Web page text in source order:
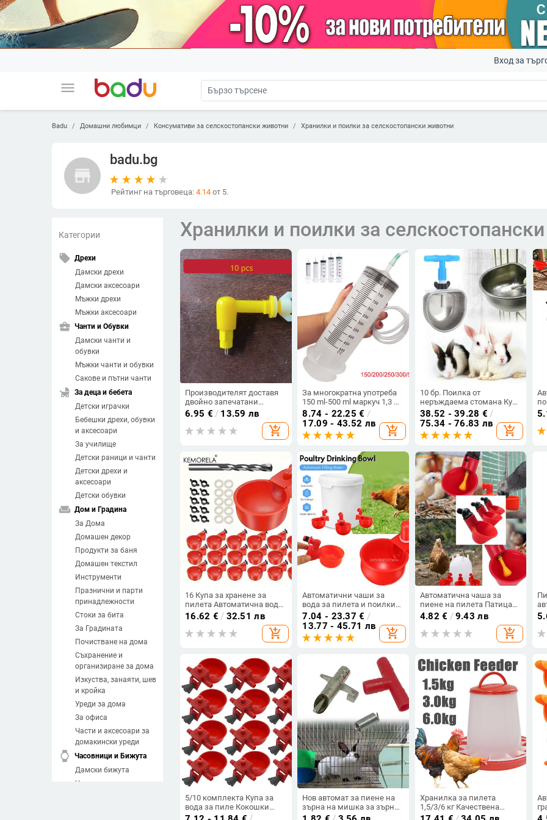
menu
Вход за
Badu Домашни любимци Консумативи за селскостопански животни Хранилки и поилки за селскостопански животни
store
badu.bg
Рейтинг на търговеца: 4.14 от 5.
Категории
local_offer Дрехи
Дамски дрехи
Дамски аксесоари
Мъжки дрехи
Мъжки аксесоари
business_center Чанти и Обувки
Дамски чанти и
обувки
Мъжки чанти и обувки
Сакове и пътни чанти
child_friendly За деца и бебета
Детски играчки
Бебешки дрехи, обувки
и аксесоари
За училище
Детски раници и чанти
Детски дрехи и
аксесоари
Детски обувки
weekend Дом и Градина
За Дома
Домашен декор
Продукти за баня
Домашен текстил
Инструменти
Празнични и парти
принадлежности
Стоки за бита
За Градината
Почистване на дома
Съхранение и
организиране за дома
Изкуства, занаяти, шев
и кройка
Уреди за дома
За офиса
Части и аксесоари за
домакински уреди
watch
Часовници и Бижута
Дамски бижута
Часовници
Хранилки и поилки за
Производителят доставя
двойно запечатани
водоотблъскващи иглени
поилки Lupine за
пъдпъдъци и пилета.
6.95 € / 13.59 лв
add_shopping_cart
За многократна употреба
150 ml-500 ml маркуч 1,3 m
тръба голям капацитет за
подаване на мастило
помпа измервателна
голяма спринцовка
8.74 - 22.25 € /
17.09 - 43.52 лв
add_shopping_cart
10 бр. Поилка от
неръждаема стомана Купа
за питейна вода
Инструменти за хранене
на селскостопански
животни за фермерски
куници
38.52 - 39.28 € /
75.34 - 76.83 лв
add_shopping_cart
16 Купа за хранене за
пилета Автоматична вода
за пиене за патици и
птици Автоматична
хранилка за домашни
птици с перфоратор и
16.62 € / 32.51 лв
add_shopping_cart
Автоматични чаши за
вода за пилета и поилки
Пластмасови домашни
птици Инструменти за
хранене на домашни
птици Лесни за
7.04 - 23.37 € /
13.77 - 45.71 лв
add_shopping_cart
Автоматична чаша за
пиене на пилета Патица
Гъска Хранилка за
пъдпъдъци Пластмасова
поилка за домашни птици
Пиене за хранилка за вода
4.82 € /9.43 лв
add_shopping_cart
5/10 комплекта Купа за
вода за пиле Кокошки
Пъдпъдъци Птици Поилки
Нов автомат за пиене на
зърна на мишка за зърна
Водопоилка за вода за
Хранилка за пилета
1,5/3/6 кг Качествена
автоматична хранилка за